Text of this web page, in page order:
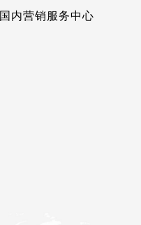
国内营销服务中心